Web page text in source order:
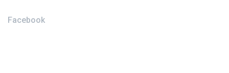
Facebook